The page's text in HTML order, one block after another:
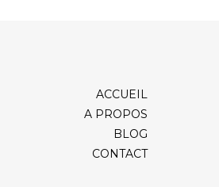
ACCUEIL
A PROPOS
BLOG
CONTACT